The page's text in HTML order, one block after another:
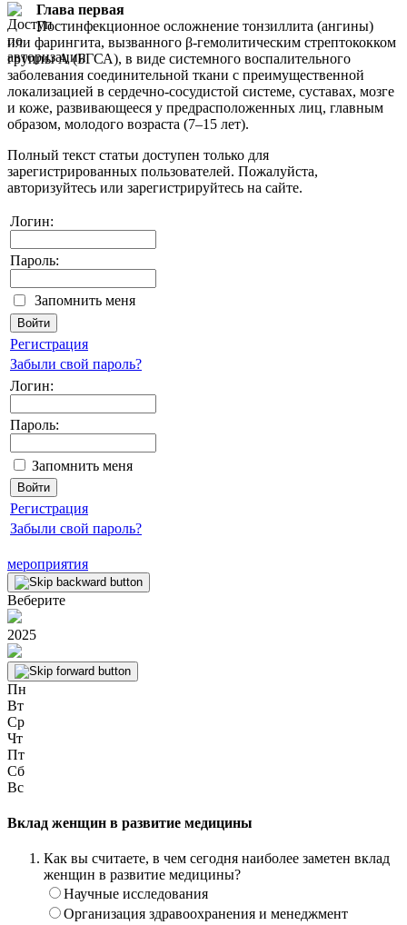
Глава первая
Постинфекционное осложнение тонзиллита (ангины)
или фарингита, вызванного β-гемолитическим стрептококком
группы А (БГСА), в виде системного воспалительного
заболевания соединительной ткани с преимущественной
локализацией в сердечно-сосудистой системе, суставах, мозге
и коже, развивающееся у предрасположенных лиц, главным
образом, молодого возраста (7–15 лет).
Полный текст статьи доступен только для
зарегистрированных пользователей. Пожалуйста,
авторизуйтесь или зарегистрируйтесь на сайте.
Логин:
Пароль:
Запомнить меня
Регистрация
Забыли свой пароль?
Логин:
Пароль:
Запомнить меня
Регистрация
Забыли свой пароль?
мероприятия
Веберите
2025
Пн
Вт
Ср
Чт
Пт
Сб
Вс
Вклад женщин в развитие медицины
Как вы считаете, в чем сегодня наиболее заметен вклад
женщин в развитие медицины?
Научные исследования
Организация здравоохранения и менеджмент